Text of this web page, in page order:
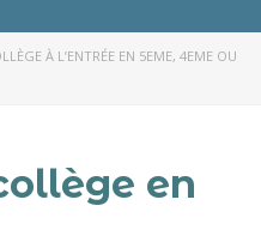
À L’ENTRÉE EN 5EME, 4EME OU
en